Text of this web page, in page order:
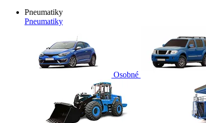
Pneumatiky
Pneumatiky
Osobné